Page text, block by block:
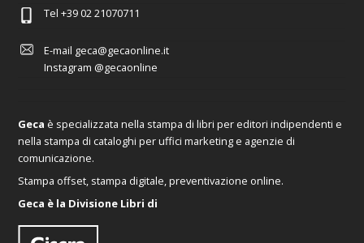
Tel +39 02 21070711
E-mail geca@gecaonline.it
Instagram @gecaonline
Geca è specializzata nella stampa di libri per editori indipendenti e
nella stampa di cataloghi per uffici marketing e agenzie di
comunicazione.
Stampa offset, stampa digitale, preventivazione online.
Geca è la Divisione Libri di